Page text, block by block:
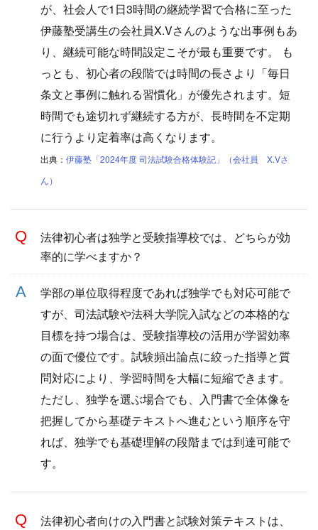
が、社会人で1日3時間の継続学習で合格に至った
伊藤塾受講生の会社員X.Vさんのような出事例もあ
り、継続可能な時間設定こそが最も重要です。 も
っとも、初心者の段階では時間の長さより「毎日
条文と事例に触れる習慣化」が優先されます。短
時間でも途切れず継続する方が、長時間を不定期
に行うより定着率は高くなります。
出典： 伊藤塾「2024年度 司法試験合格体験記」（会社員 X.Vさ
ん）
法律初心者は独学と受験指導校では、どちらが効
率的に学べますか？
学部の単位取得程度であれば独学でも対応可能で
すが、司法試験や法科大学院入試などの本格的な
目標を持つ場合は、受験指導校の活用が学習効率
の面で優位です。試験頻出論点に絞った指導と質
問対応により、学習時間を大幅に短縮できます。
ただし、独学を選ぶ場合でも、入門書で全体像を
把握してから基礎テキストへ進むという順序を守
れば、独学でも基礎理解の段階までは到達可能で
す。
法律初心者向けの入門書と試験対策テキストは、